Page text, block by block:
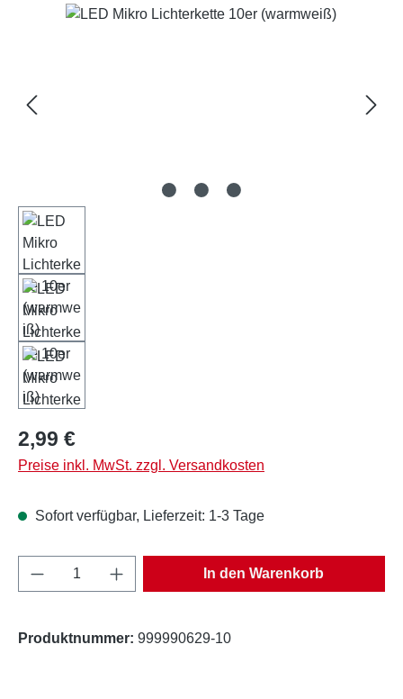
Bildergalerie überspringen
Regulärer Preis:
2,99 €
Preise inkl. MwSt. zzgl. Versandkosten
Sofort verfügbar, Lieferzeit: 1-3 Tage
Produkt Anzahl: Gib den gewünschten
In den Warenkorb
Produktnummer: 999990629-10